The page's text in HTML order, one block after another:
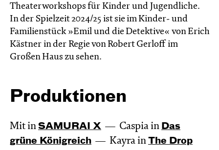
Theaterworkshops für Kinder und Jugendliche.
In der Spielzeit 2024/25 ist sie im Kinder- und
Familienstück »Emil und die Detektive« von Erich
Kästner in der Regie von Robert Gerloff im
Großen Haus zu sehen.
Produktionen
Mit in SAMURAI X Caspia in Das
grüne König­reich
Kayra in The Drop